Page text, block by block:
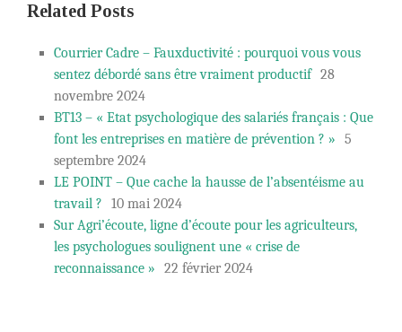
Related Posts
Courrier Cadre – Fauxductivité : pourquoi vous vous
sentez débordé sans être vraiment productif 28
novembre 2024
BT13 – « Etat psychologique des salariés français : Que
font les entreprises en matière de prévention ? »
5
septembre 2024
LE POINT – Que cache la hausse de l’absentéisme au
travail ?
10 mai 2024
Sur Agri’écoute, ligne d’écoute pour les agriculteurs,
les psychologues soulignent une « crise de
reconnaissance »
22 février 2024